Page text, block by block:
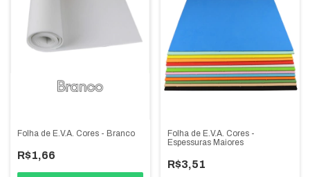
Folha de E.V.A. Cores - Branco
R$1,66
Folha de E.V.A. Cores -
Espessuras Maiores
R$3,51